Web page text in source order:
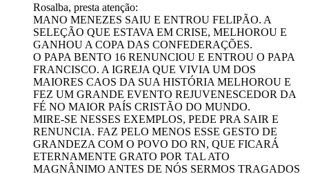
Rosalba, presta atenção:
MANO MENEZES SAIU E ENTROU FELIPÃO. A
SELEÇÃO QUE ESTAVA EM CRISE, MELHOROU E
GANHOU A COPA DAS CONFEDERAÇÕES.
O PAPA BENTO 16 RENUNCIOU E ENTROU O PAPA
FRANCISCO. A IGREJA QUE VIVIA UM DOS
MAIORES CAOS DA SUA HISTÓRIA MELHOROU E
FEZ UM GRANDE EVENTO REJUVENESCEDOR DA
FÉ NO MAIOR PAÍS CRISTÃO DO MUNDO.
MIRE-SE NESSES EXEMPLOS, PEDE PRA SAIR E
RENUNCIA. FAZ PELO MENOS ESSE GESTO DE
GRANDEZA COM O POVO DO RN, QUE FICARÁ
ETERNAMENTE GRATO POR TAL ATO
MAGNÂNIMO ANTES DE NÓS SERMOS TRAGADOS